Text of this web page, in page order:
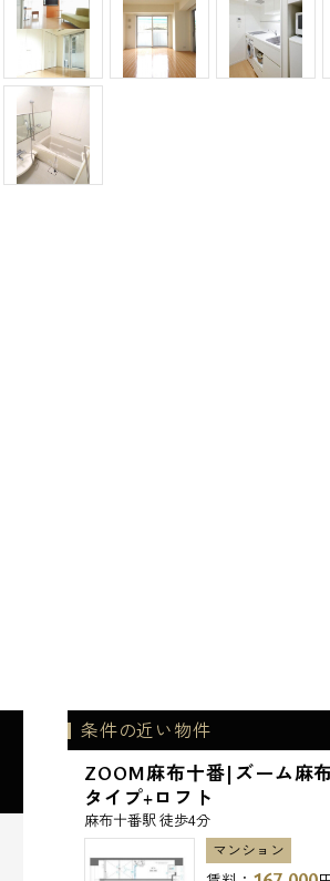
条件の近い物件
ZOOM麻布十番|ズーム麻
タイプ+ロフト
麻布十番駅 徒歩4分
マンション